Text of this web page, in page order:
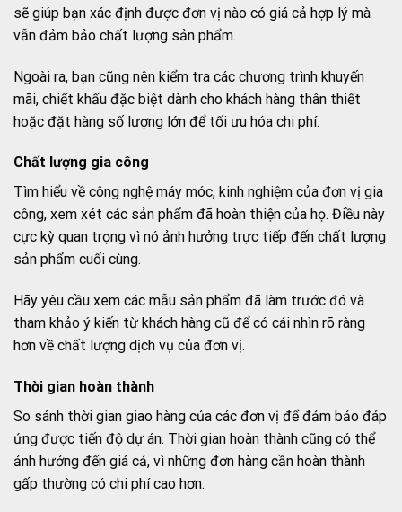
sẽ giúp bạn xác định được đơn vị nào có giá cả hợp lý mà
vẫn đảm bảo chất lượng sản phẩm.
Ngoài ra, bạn cũng nên kiểm tra các chương trình khuyến
mãi, chiết khấu đặc biệt dành cho khách hàng thân thiết
hoặc đặt hàng số lượng lớn để tối ưu hóa chi phí.
Chất lượng gia công
Tìm hiểu về công nghệ máy móc, kinh nghiệm của đơn vị gia
công, xem xét các sản phẩm đã hoàn thiện của họ. Điều này
cực kỳ quan trọng vì nó ảnh hưởng trực tiếp đến chất lượng
sản phẩm cuối cùng.
Hãy yêu cầu xem các mẫu sản phẩm đã làm trước đó và
tham khảo ý kiến từ khách hàng cũ để có cái nhìn rõ ràng
hơn về chất lượng dịch vụ của đơn vị.
Thời gian hoàn thành
So sánh thời gian giao hàng của các đơn vị để đảm bảo đáp
ứng được tiến độ dự án. Thời gian hoàn thành cũng có thể
ảnh hưởng đến giá cả, vì những đơn hàng cần hoàn thành
gấp thường có chi phí cao hơn.